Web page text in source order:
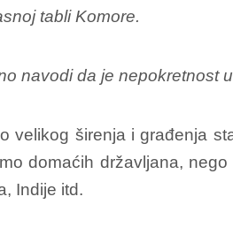
tabli Komore.
navodi da je nepokretnost
velikog širenja i građenja
domaćih državljana,
Indije itd.